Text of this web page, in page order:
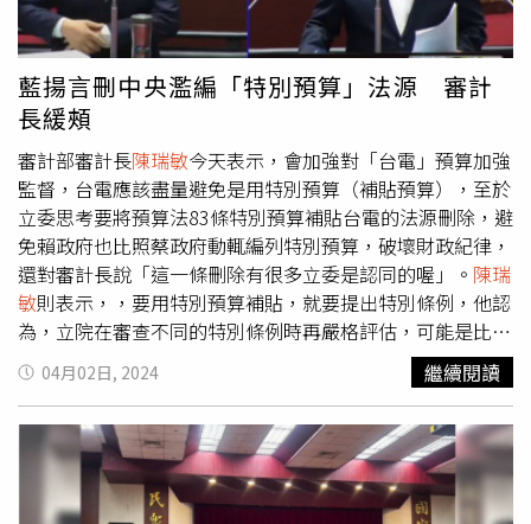
友，竟然有23％是沒存款的「零存族」，還有46％青年人
認為負債已經對其造成經濟壓力。此外，2021年度受雇者
佔GDP比例創10年新低，受雇者的報酬從2011年占
GDP45.77％，滑落到43.03％，企業盈餘佔比卻逐漸攀升，
從2011年的31.82％，2021年攀升到36.53％，這就是貧富
差距的根本原因。郭國文對照美日韓三國，台灣2023年受
雇人員佔GDP比例為43.9％，日本52.6％、美國52.2％、韓
國52.1％，三國都過半，但看到營業盈餘占GDP，台灣剛好
反過來，34.4％居冠，美國只有24.6％、韓國22％、日本只
有13.1％，結構性問題看得出來，台灣的企業越來越賺錢，
但經濟成果卻沒產生經濟下滲效果，員工未必能夠分享，貧
富差距越來越大，審計部應該要提出建議給政府參考、改
善。
藍揚言刪中央濫編「特別預算」法源 審計
長緩頰
審計部審計長陳瑞敏今天表示，會加強對「台電」預算加強
監督，台電應該盡量避免是用特別預算（補貼預算），至於
立委思考要將預算法83條特別預算補貼台電的法源刪除，避
免賴政府也比照蔡政府動輒編列特別預算，破壞財政紀律，
還對審計長說「這一條刪除有很多立委是認同的喔」。 陳瑞
敏則表示，，要用特別預算補貼，就要提出特別條例，他認
為，立院在審查不同的特別條例時再嚴格評估，可能是比較
妥適的作法。陳瑞敏
說，從90年到現在，政府已經編了40
個特別預算，其中一半的法源都是用預算法第83條。確實，
常編列特別預算需要謹慎，但畢竟有這個法源讓中央政府多
了一種編預算的方式，他個人認為立院不宜輕言刪除。至於
特別預算如何編列才不會破壞財政紀律，陳瑞敏說，只要計
畫效益大於預算規模，就還不能說是破壞財政紀律，審計部
04月02日, 2024 繼續閱讀